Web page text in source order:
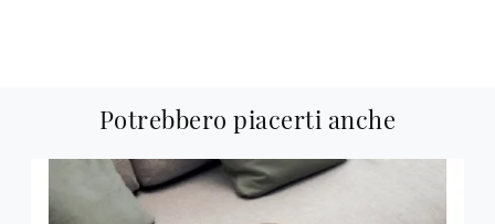
Potrebbero piacerti anche